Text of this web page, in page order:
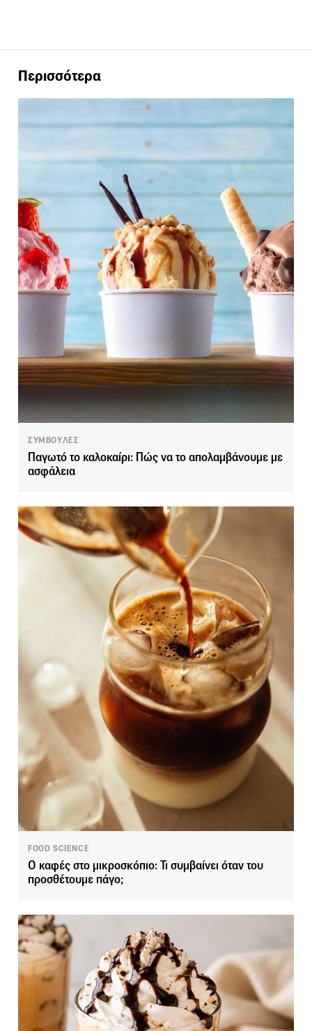
Περισσότερα
ΣΥΜΒΟΥΛΕΣ
Παγωτό το καλοκαίρι: Πώς να το απολαμβάνουμε με
ασφάλεια
FOOD SCIENCE
Ο καφές στο μικροσκόπιο: Τι συμβαίνει όταν του
προσθέτουμε πάγο;